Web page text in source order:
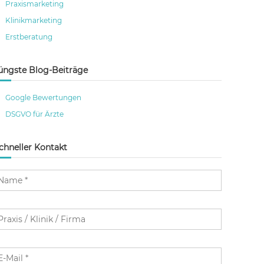
Praxismarketing
Klinikmarketing
Erstberatung
Blog-Beiträge
Google Bewertungen
DSGVO für Ärzte
Kontakt